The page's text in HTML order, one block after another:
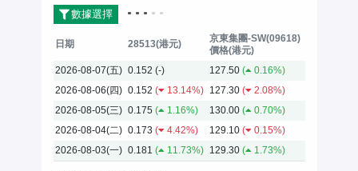
數據選擇
日期 28513(港元)
京東集團-SW(09618)
價格(港元)
2026-08-07(五) 0.152 (-) 127.50 (
0.16%)
2026-08-06(四) 0.152 ( 13.14%) 127.30 (
2.08%)
2026-08-05(三) 0.175 ( 1.16%) 130.00 (
0.70%)
2026-08-04(二) 0.173 ( 4.42%) 129.10 (
0.15%)
2026-08-03(一) 0.181 ( 11.73%) 129.30 ( 1.73%)